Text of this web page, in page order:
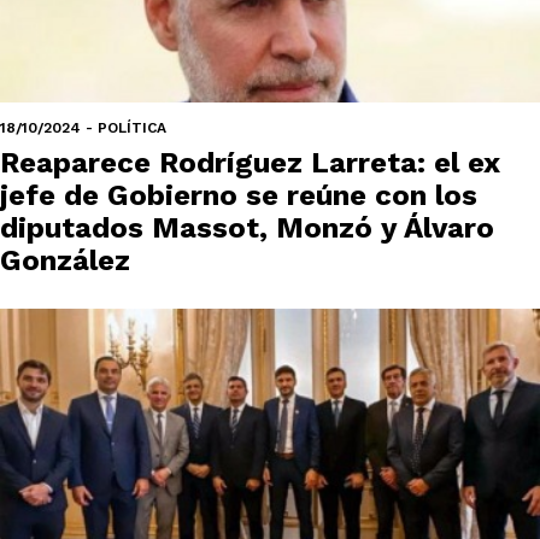
18/10/2024 - POLÍTICA
Reaparece Rodríguez Larreta: el ex
jefe de Gobierno se reúne con los
diputados Massot, Monzó y Álvaro
González